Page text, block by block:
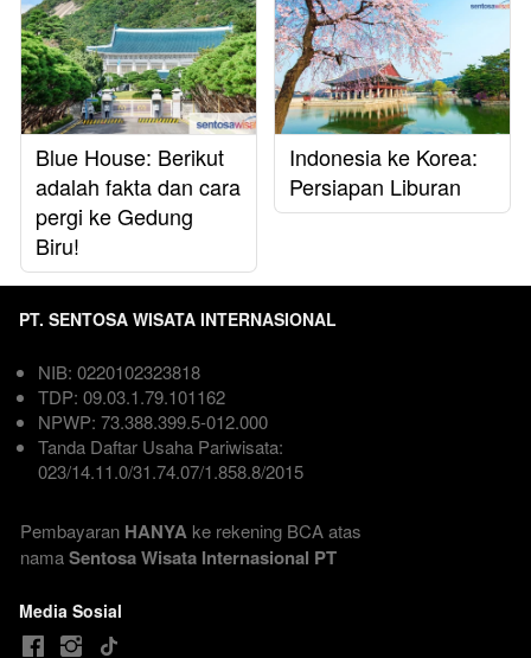
Blue House: Berikut
adalah fakta dan cara
pergi ke Gedung
Biru!
Indonesia ke Korea:
Persiapan Liburan
PT. SENTOSA WISATA INTERNASIONAL
NIB: 0220102323818
TDP: 09.03.1.79.101162
NPWP: 73.388.399.5-012.000
Tanda Daftar Usaha Pariwisata:
023/14.11.0/31.74.07/1.858.8/2015
Pembayaran HANYA ke rekening BCA atas
nama Sentosa Wisata Internasional PT
Media Sosial